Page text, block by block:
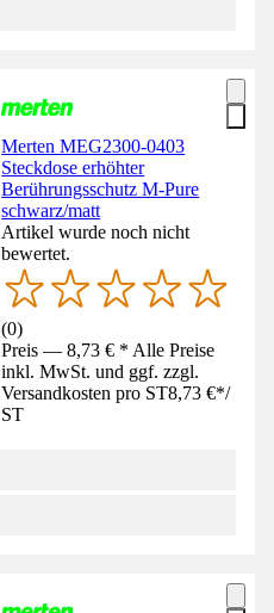
Merten MEG2300-0403
Steckdose erhöhter
Berührungsschutz M-Pure
schwarz/matt
Artikel wurde noch nicht
bewertet.
(0)
Preis — 8,73 € * Alle Preise
inkl. MwSt. und ggf. zzgl.
Versandkosten pro ST8,73 €*/
ST